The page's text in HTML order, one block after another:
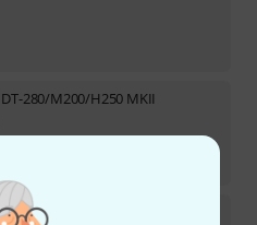
DT-280/M200/H250 MKII
DT 990 PRO X